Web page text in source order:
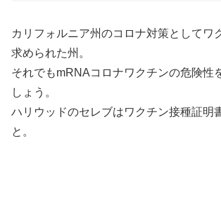
カリフォルニア州のコロナ対策としてワ
求められた州。
それでもmRNAコロナワクチンの危険性
しょう。
ハリウッドのセレブはワクチン接種証明
と。